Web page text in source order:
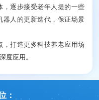
，逐步接受老年人提的一些
器人的更新迭代，保证场景
打造更多科技养老应用场
度应用。
：